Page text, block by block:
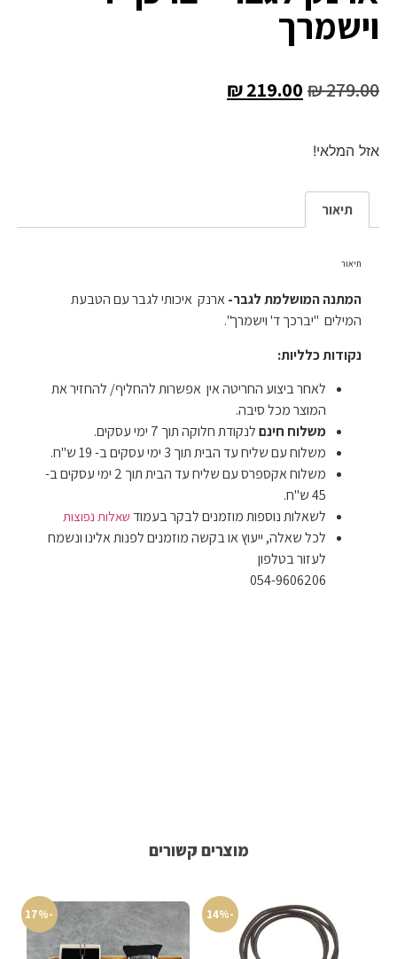
וישמרך
₪279.00
₪219.00
אזל המלאי!
תיאור
תיאור
המתנה המושלמת לגבר-ארנק איכותי לגבר עם הטבעת
המילים "יברכך ד' וישמרך".
נקודות כלליות:
לאחר ביצוע החריטה אין אפשרות להחליף/ להחזיר את
המוצר מכל סיבה.
משלוח חינםלנקודת חלוקה תוך 7 ימי עסקים.
משלוח עם שליח עד הבית תוך 3 ימי עסקים ב- 19 ש"ח.
משלוח אקספרס עם שליח עד הבית תוך 2 ימי עסקים ב-
45 ש"ח.
לשאלות נוספות מוזמנים לבקר בעמוד שאלות נפוצות
לכל שאלה, ייעוץ או בקשה מוזמנים לפנות אלינו ונשמח
לעזור בטלפון
054-9606206
מוצרים קשורים
-14%
-17%